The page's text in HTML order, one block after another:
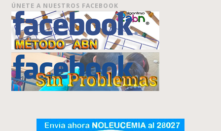
ÚNETE A NUESTROS FACEBOOK